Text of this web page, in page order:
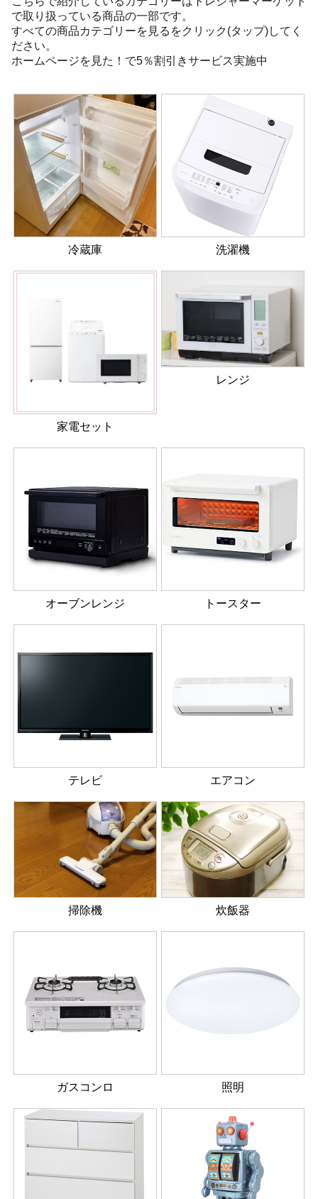
で取り扱っている商品の一部です。
すべての商品カテゴリーを見るをクリック(タップ)してく
ださい。
ホームページを見た！で5％割引きサービス実施中
冷蔵庫 洗濯機
家電セット
レンジ
オーブンレンジ トースター
テレビ エアコン
掃除機 炊飯器
ガスコンロ 照明